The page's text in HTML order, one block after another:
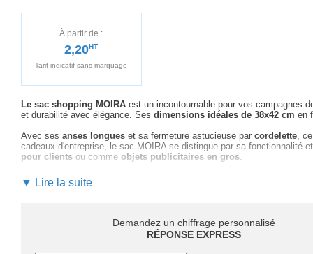
À partir de :
2,20HT
Tarif indicatif sans marquage
Le sac shopping MOIRA est un incontournable pour vos campagnes
et durabilité avec élégance. Ses dimensions idéales de 38x42 cm en
Avec ses anses longues et sa fermeture astucieuse par cordelette,
cadeaux d'entreprise, le sac MOIRA se distingue par sa fonctionnalité
pour clients ou comme objets publicitaires en gros.
Faites le choix de
couleur au marquage optimal, nous assurons un suivi personnalisé
prévoyez entre 8 et 12 jours. Besoin d'une production en express ?
Démarquez votre entreprise avec le sac MOIRA. Demandez dès
▼ Lire la suite
Demandez un chiffrage personnalisé
RÉPONSE EXPRESS